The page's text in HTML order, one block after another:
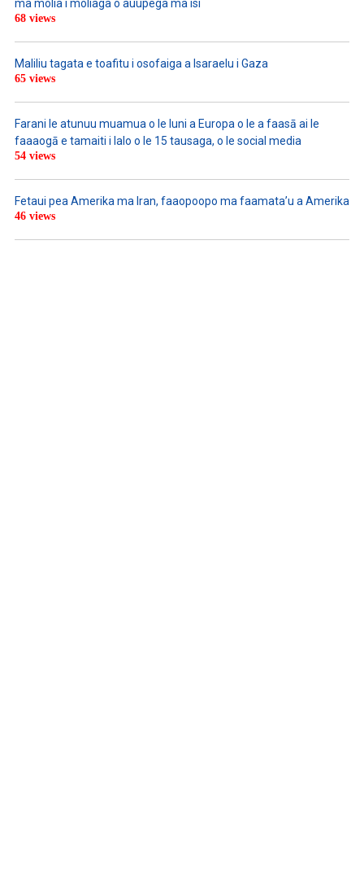
ma molia i moliaga o auupega ma isi
68 views
Maliliu tagata e toafitu i osofaiga a Isaraelu i Gaza
65 views
Farani le atunuu muamua o le Iuni a Europa o le a faasā ai le
faaaogā e tamaiti i lalo o le 15 tausaga, o le social media
54 views
Fetaui pea Amerika ma Iran, faaopoopo ma faamata’u a Amerika
46 views